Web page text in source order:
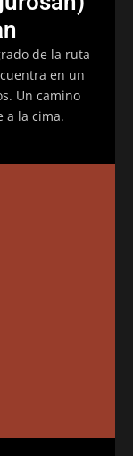
de la ruta
en un
Un camino
a la cima.